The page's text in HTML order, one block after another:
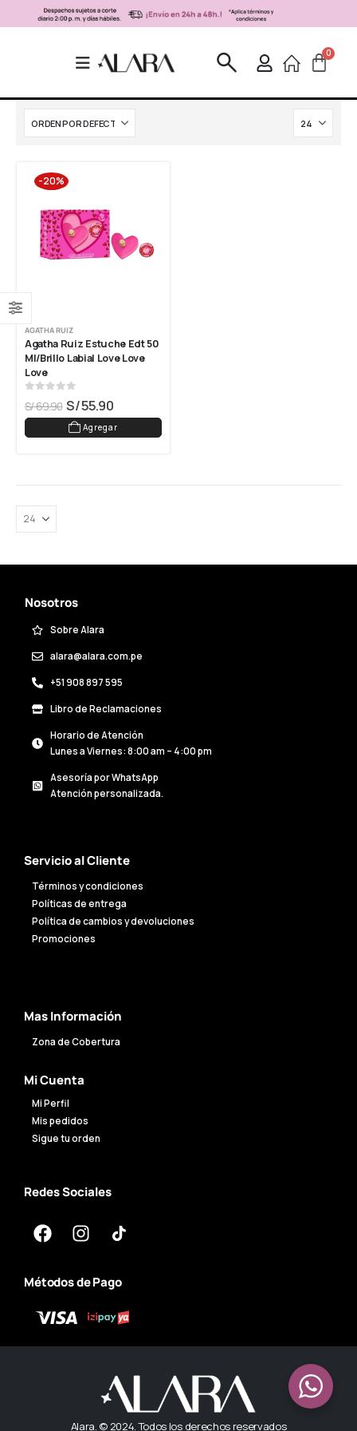
-20%
AGATHA RUIZ
Agatha Ruiz Estuche Edt 50
Ml/Brillo Labial Love Love
Love
S/69.90 S/55.90
Agregar
Nosotros
Sobre Alara
alara@alara.com.pe
+51 908 897 595
Libro de Reclamaciones
Horario de Atención
Lunes a Viernes: 8:00 am – 4:00 pm
Asesoría por WhatsApp
Atención personalizada.
Servicio al Cliente
Términos y condiciones
Políticas de entrega
Política de cambios y devoluciones
Promociones
Mas Información
Zona de Cobertura
Mi Cuenta
Mi Perfil
Mis pedidos
Sigue tu orden
Redes Sociales
Métodos de Pago
Alara. © 2024. Todos los derechos reservados